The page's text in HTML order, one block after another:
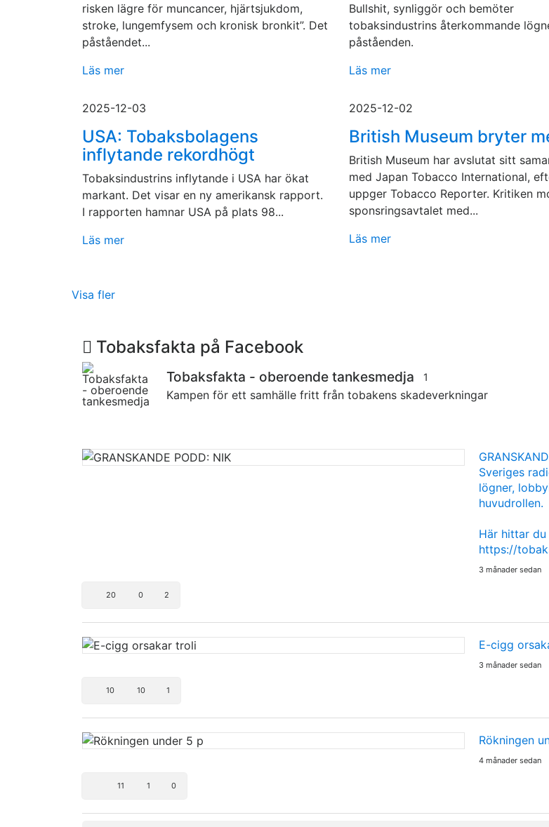
risken lägre för muncancer, hjärtsjukdom,
stroke, lungemfysem och kronisk bronkit”. Det
påståendet...
Läs mer
Bullshit, synliggör och bemöter
tobaksindustrins återkommande
påståenden.
Läs mer
2025-12-03
USA: Tobaksbolagens
inflytande rekordhögt
Tobaksindustrins inflytande i USA har ökat
markant. Det visar en ny amerikansk rapport.
I rapporten hamnar USA på plats 98...
Läs mer
2025-12-02
British Museum bryter
British Museum har avslutat sitt
med Japan Tobacco International,
uppger Tobacco Reporter. Kritiken
sponsringsavtalet med...
Läs mer
Visa fler
Tobaksfakta på Facebook
Tobaksfakta - oberoende tankesmedja 1
Kampen för ett samhälle fritt från tobakens skadeverkningar
Sveriges
lögner,
huvudrollen.
Här hittar
https://
3 månader sedan
20 0 2
E-cigg
3 månader sedan
10 10 1
Rökningen
4 månader sedan
11 1 0